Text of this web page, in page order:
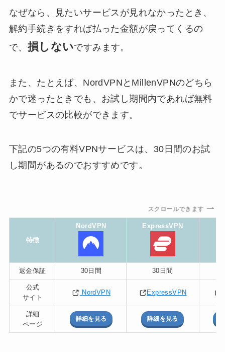
なぜなら、見たいサービスが見れなかったとき、
解約手続きをすれば払った金額が戻ってくるの
で、 損しないですみます。
また、たとえば、NordVPNとMillenVPNのどちら
かで迷ったときでも、お試し期間内であれば無料
でサービスの比較ができます。
下記の5つの有料VPNサービスは、30日間のお試
し期間があるのでおすすめです。
スクロールできます
特徴
NordVPN ExpressVPN
返金保証 30日間 30日間
公式
サイト
NordVPN ExpressVPN
詳細
ページ
詳細を見る 詳細を見る